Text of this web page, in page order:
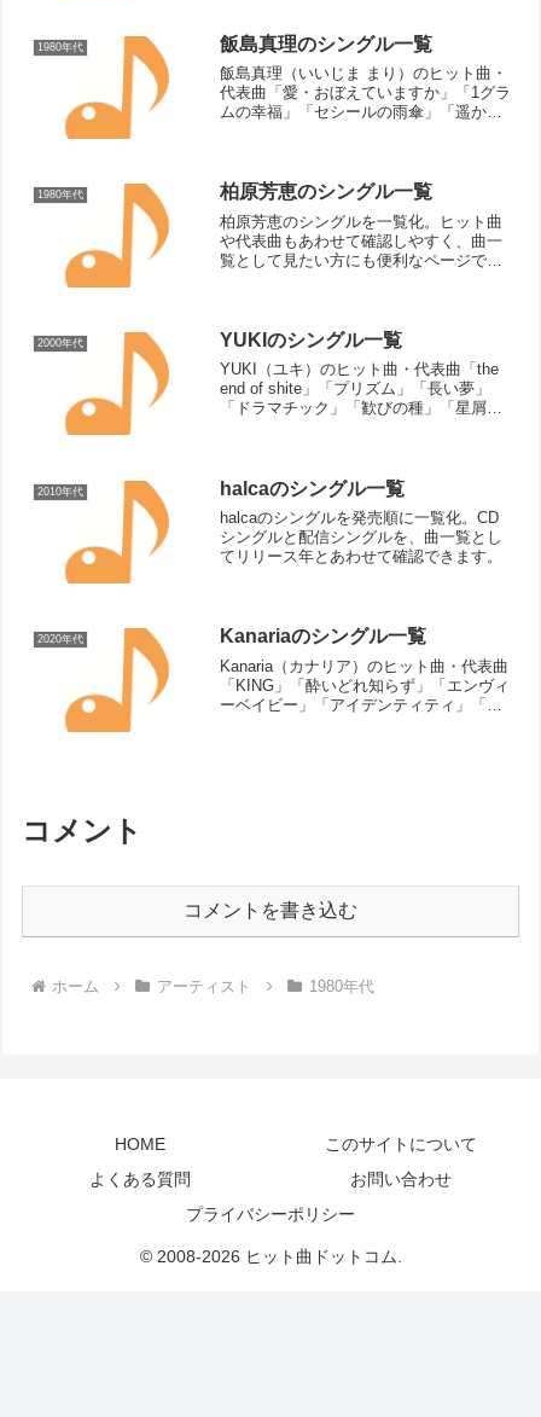
1980年代 飯島真理のシングル一覧
飯島真理（いいじま まり）のヒット曲・
代表曲「愛・おぼえていますか」「1グラ
ムの幸福」「セシールの雨傘」「遥かな
年）1グラム...
1980年代 柏原芳恵のシングル一覧
柏原芳恵のシングルを一覧化。ヒット曲
や代表曲もあわせて確認しやすく、曲一
覧として見たい方にも便利なページで
2000年代 YUKIのシングル一覧
YUKI（ユキ）のヒット曲・代表曲「the
end of shite」「プリズム」「長い夢」
「ドラマチック」「歓びの種」「星屑サ
2010年代 halcaのシングル一覧
halcaのシングルを発売順に一覧化。CD
シングルと配信シングルを、曲一覧とし
てリリース年とあわせて確認できます。
2020年代 Kanariaのシングル一覧
Kanaria（カナリア）のヒット曲・代表曲
「KING」「酔いどれ知らず」「エンヴィ
ーベイビー」「アイデンティティ」「大
コメント
コメントを書き込む
ホーム アーティスト 1980年代
HOME
このサイトについて
よくある質問
お問い合わせ
プライバシーポリシー
© 2008-2026 ヒット曲ドットコム.